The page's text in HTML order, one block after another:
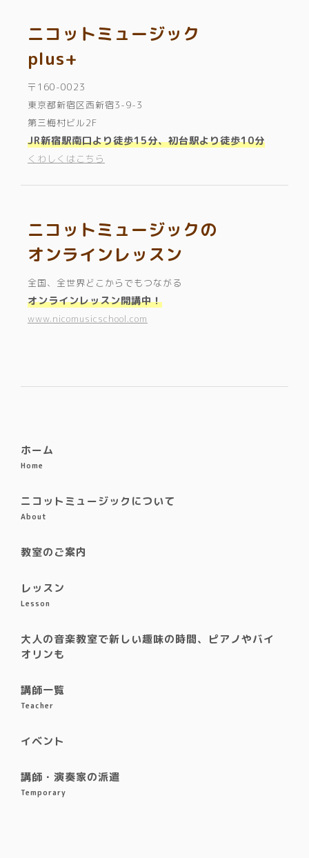
ニコットミュージック
plus+
〒160-0023
東京都新宿区西新宿3-9-3
第三梅村ビル2F
JR新宿駅南口より徒歩15分、初台駅より徒歩10分
くわしくはこちら
ニコットミュージックの
オンラインレッスン
全国、全世界どこからでもつながる
オンラインレッスン開講中！
www.nicomusicschool.com
ホーム
Home
ニコットミュージックについて
About
教室のご案内
レッスン
Lesson
大人の音楽教室で新しい趣味の時間、ピアノやバイ
オリンも
講師一覧
Teacher
イベント
講師・演奏家の派遣
Temporary